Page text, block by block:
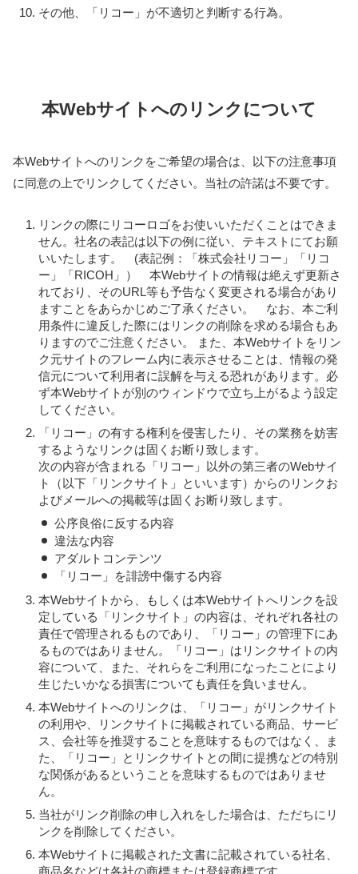
その他、「リコー」が不適切と判断する行為。
本Webサイトへのリンクについて
本Webサイトへのリンクをご希望の場合は、以下の注意事項
に同意の上でリンクしてください。当社の許諾は不要です。
リンクの際にリコーロゴをお使いいただくことはできま
せん。社名の表記は以下の例に従い、テキストにてお願
いいたします。 (表記例：「株式会社リコー」「リコ
ー」「RICOH」） 本Webサイトの情報は絶えず更新さ
れており、そのURL等も予告なく変更される場合があり
ますことをあらかじめご了承ください。 なお、本ご利
用条件に違反した際にはリンクの削除を求める場合もあ
りますのでご注意ください。 また、本Webサイトをリン
ク元サイトのフレーム内に表示させることは、情報の発
信元について利用者に誤解を与える恐れがあります。必
ず本Webサイトが別のウィンドウで立ち上がるよう設定
してください。
「リコー」の有する権利を侵害したり、その業務を妨害
するようなリンクは固くお断り致します。
次の内容が含まれる「リコー」以外の第三者のWebサイ
ト（以下「リンクサイト」といいます）からのリンクお
よびメールへの掲載等は固くお断り致します。
公序良俗に反する内容
違法な内容
アダルトコンテンツ
「リコー」を誹謗中傷する内容
本Webサイトから、もしくは本Webサイトへリンクを設
定している「リンクサイト」の内容は、それぞれ各社の
責任で管理されるものであり、「リコー」の管理下にあ
るものではありません。「リコー」はリンクサイトの内
容について、また、それらをご利用になったことにより
生じたいかなる損害についても責任を負いません。
本Webサイトへのリンクは、「リコー」がリンクサイト
の利用や、リンクサイトに掲載されている商品、サービ
ス、会社等を推奨することを意味するものではなく、ま
た、「リコー」とリンクサイトとの間に提携などの特別
な関係があるということを意味するものではありませ
ん。
当社がリンク削除の申し入れをした場合は、ただちにリ
ンクを削除してください。
本Webサイトに掲載された文書に記載されている社名、
商品名などは各社の商標または登録商標です。